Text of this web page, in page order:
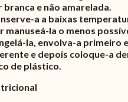
branca e não amarelada.
a a baixas
manuseá-la o menos
la, envolva-a primeiro
e depois coloque-a
de plástico.